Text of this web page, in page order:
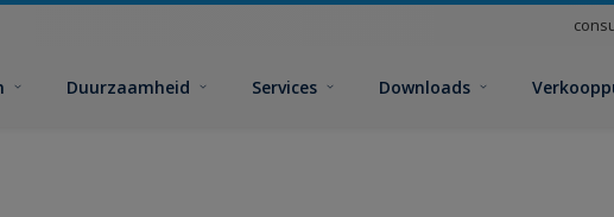
Duurzaamheid Services Downloads